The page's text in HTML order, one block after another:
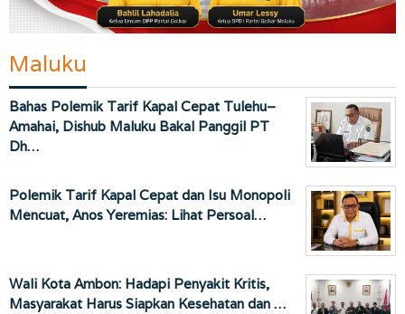
Maluku
Bahas Polemik Tarif Kapal Cepat Tulehu–
Amahai, Dishub Maluku Bakal Panggil PT
Dh…
Polemik Tarif Kapal Cepat dan Isu Monopoli
Mencuat, Anos Yeremias: Lihat Persoal…
Wali Kota Ambon: Hadapi Penyakit Kritis,
Masyarakat Harus Siapkan Kesehatan dan …